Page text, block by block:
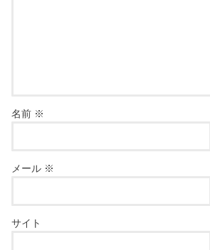
名前 ※
メール ※
サイト